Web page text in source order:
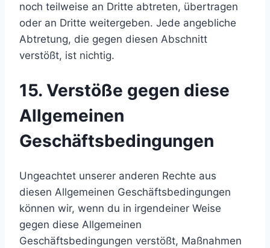
noch teilweise an Dritte abtreten, übertragen
oder an Dritte weitergeben. Jede angebliche
Abtretung, die gegen diesen Abschnitt
verstößt, ist nichtig.
15. Verstöße gegen diese
Allgemeinen
Geschäftsbedingungen
Ungeachtet unserer anderen Rechte aus
diesen Allgemeinen Geschäftsbedingungen
können wir, wenn du in irgendeiner Weise
gegen diese Allgemeinen
Geschäftsbedingungen verstößt, Maßnahmen